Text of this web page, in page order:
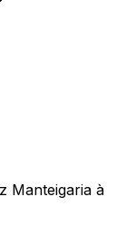
Manteigaria à